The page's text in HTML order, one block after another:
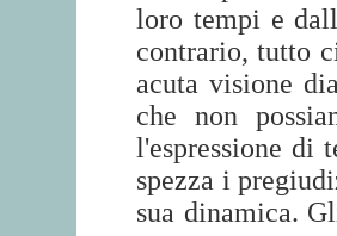
loro tempi e
contrario, tutto
acuta visione
che non
l'espressione di
spezza i
sua dinamica.